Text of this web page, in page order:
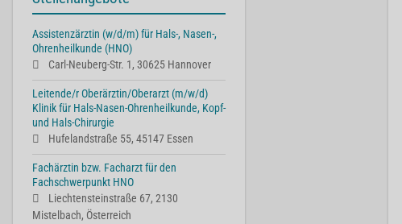
Assistenzärztin (w/d/m) für Hals-, Nasen-,
Ohrenheilkunde (HNO)
Carl-Neuberg-Str. 1, 30625 Hannover
Leitende/r Oberärztin/Oberarzt (m/w/d)
Klinik für Hals-Nasen-Ohrenheilkunde, Kopf-
und Hals-Chirurgie
Hufelandstraße 55, 45147 Essen
Fachärztin bzw. Facharzt für den
Fachschwerpunkt HNO
Liechtensteinstraße 67, 2130
Mistelbach, Österreich